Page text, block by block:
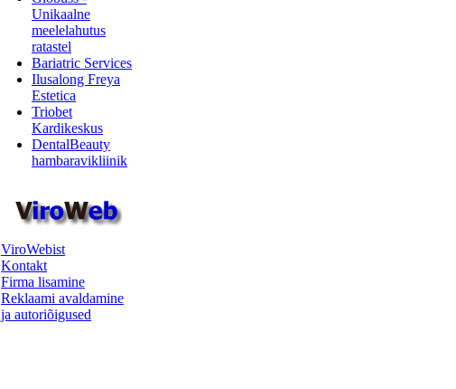
Unikaalne
meelelahutus
ratastel
Bariatric Services
Ilusalong Freya
Estetica
Triobet
Kardikeskus
DentalBeauty
hambaravikliinik
ViroWebist
Kontakt
Firma lisamine
Reklaami avaldamine
ja autoriõigused